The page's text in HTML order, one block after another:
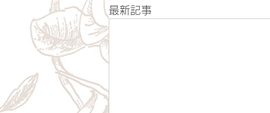
最新記事